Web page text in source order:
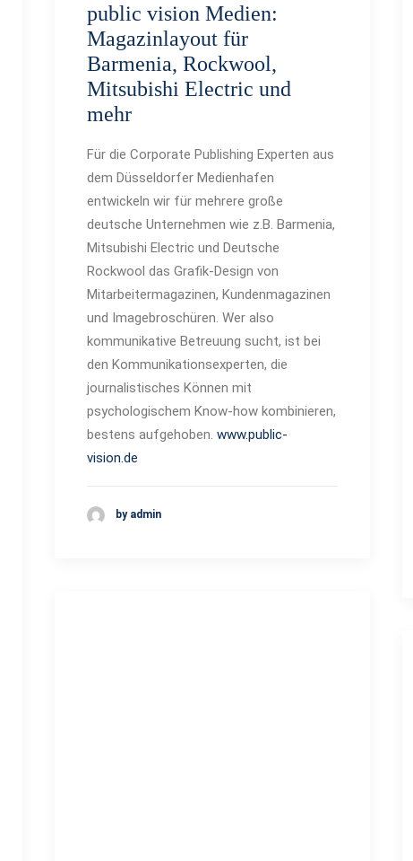
public vision Medien:
Magazinlayout für
Barmenia, Rockwool,
Mitsubishi Electric und
mehr
Für die Corporate Publishing Experten aus
dem Düsseldorfer Medienhafen
entwickeln wir für mehrere große
deutsche Unternehmen wie z.B. Barmenia,
Mitsubishi Electric und Deutsche
Rockwool das Grafik-Design von
Mitarbeitermagazinen, Kundenmagazinen
und Imagebroschüren. Wer also
kommunikative Betreuung sucht, ist bei
den Kommunikationsexperten, die
journalistisches Können mit
psychologischem Know-how kombinieren,
bestens aufgehoben. www.public-
vision.de
by admin